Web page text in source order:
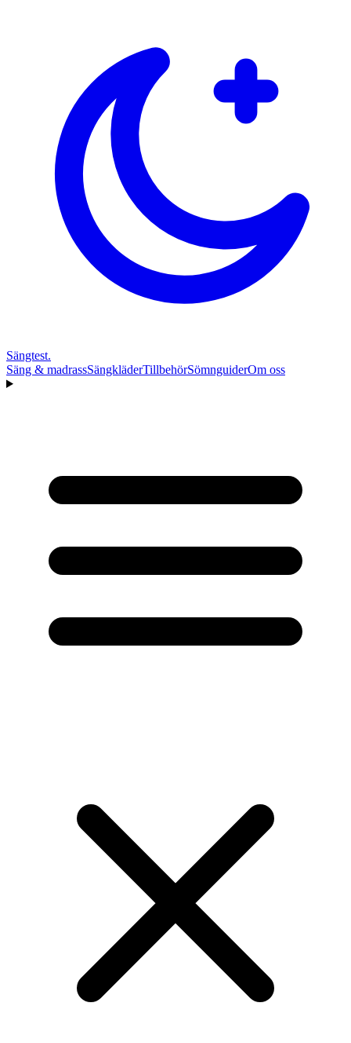
Sängtest.
Säng & madrassSängkläderTillbehörSömnguiderOm oss